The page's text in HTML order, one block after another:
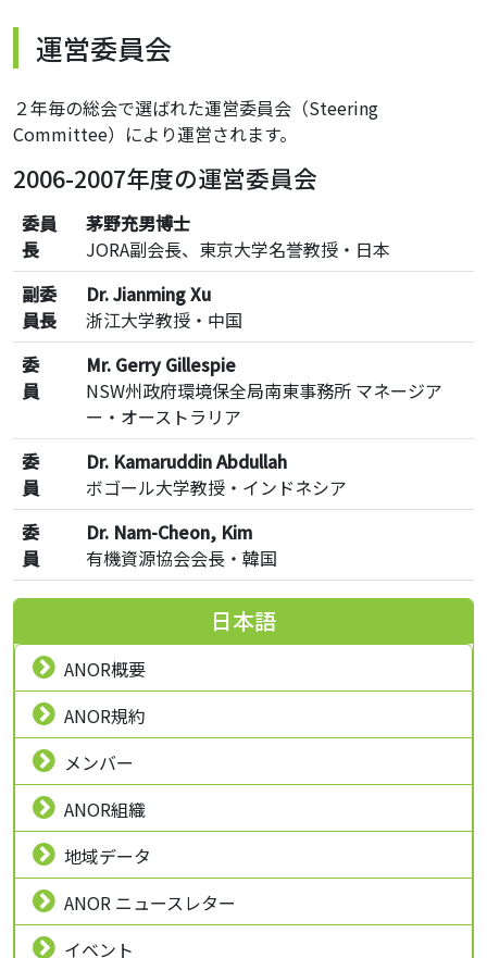
運営委員会
２年毎の総会で選ばれた運営委員会（Steering
Committee）により運営されます。
2006-2007年度の運営委員会
委員
長
茅野充男博士
JORA副会長、東京大学名誉教授・日本
副委
員長
Dr. Jianming Xu
浙江大学教授・中国
委
員
Mr. Gerry Gillespie
NSW州政府環境保全局南東事務所 マネージア
ー・オーストラリア
委
員
Dr. Kamaruddin Abdullah
ボゴール大学教授・インドネシア
委
員
Dr. Nam-Cheon, Kim
有機資源協会会長・韓国
日本語
ANOR概要
ANOR規約
メンバー
ANOR組織
地域データ
ANOR ニュースレター
イベント